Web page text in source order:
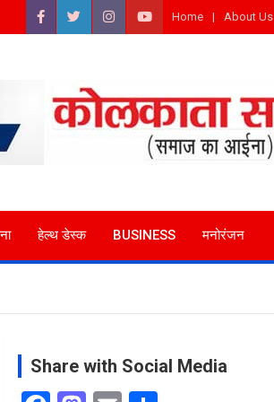
Home About Us
हेल्थ डेस्क BUSINESS मनोरंजन
Share with Social Media